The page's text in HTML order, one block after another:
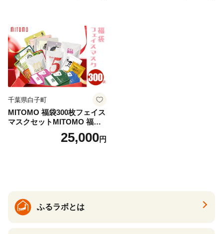
千葉県白子町
MITOMO 福袋300枚フェイス
マスクセットMITOMO 福袋3
00枚フェイスマスクセット
ふるさと納税 パック ファイ
25,000円
ふるラボとは